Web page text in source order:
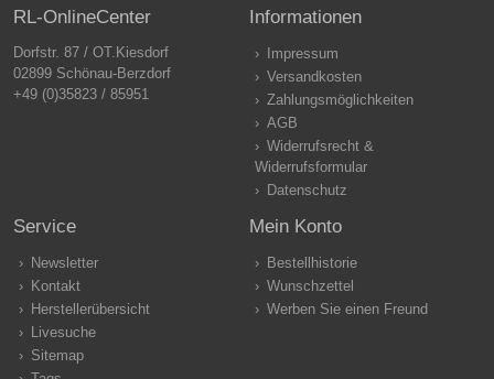
RL-OnlineCenter
Dorfstr. 87 / OT.Kiesdorf
02899 Schönau-Berzdorf
+49 (0)35823 / 85951
Informationen
Impressum
Versandkosten
Zahlungsmöglichkeiten
AGB
Widerrufsrecht &
Widerrufsformular
Datenschutz
Service
Newsletter
Kontakt
Herstellerübersicht
Livesuche
Sitemap
Mein Konto
Bestellhistorie
Wunschzettel
Werben Sie einen Freund